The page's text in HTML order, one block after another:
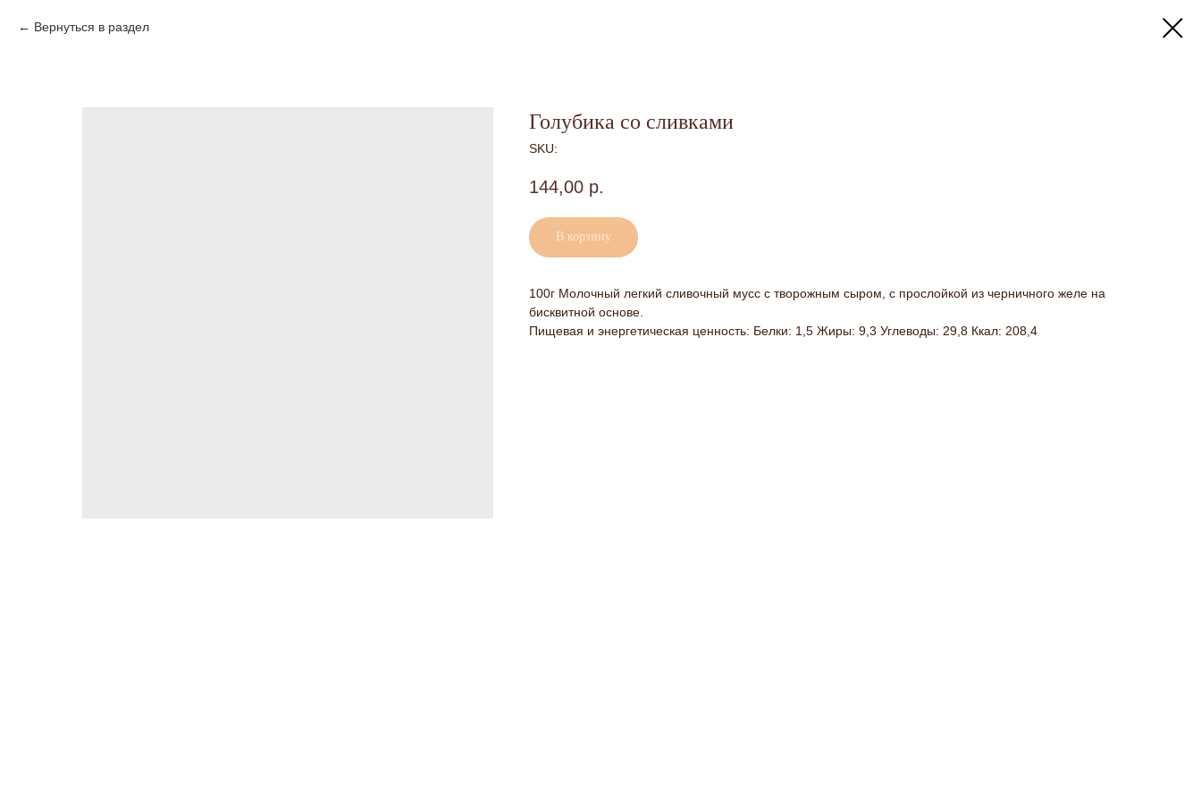
Вернуться в раздел
Голубика со сливками
SKU:
144,00 р.
В корзину
100г Молочный легкий сливочный мусс с творожным сыром, с прослойкой из черничного желе на
бисквитной основе.
Пищевая и энергетическая ценность: Белки: 1,5 Жиры: 9,3 Углеводы: 29,8 Ккал: 208,4